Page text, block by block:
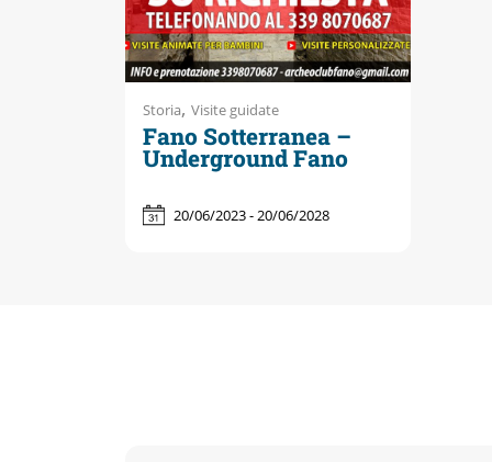
Storia, Visite guidate
Fano Sotterranea –
Underground Fano
20/06/2023 - 20/06/2028